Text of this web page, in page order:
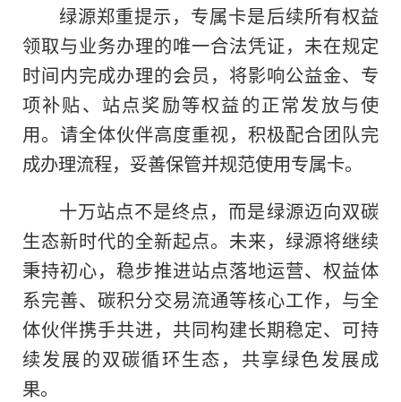
绿源郑重提示，专属卡是后续所有权益
领取与业务办理的唯一合法凭证，未在规定
时间内完成办理的会员，将影响公益金、专
项补贴、站点奖励等权益的正常发放与使
用。请全体伙伴高度重视，积极配合团队完
成办理流程，妥善保管并规范使用专属卡。
十万站点不是终点，而是绿源迈向双碳
生态新时代的全新起点。未来，绿源将继续
秉持初心，稳步推进站点落地运营、权益体
系完善、碳积分交易流通等核心工作，与全
体伙伴携手共进，共同构建长期稳定、可持
续发展的双碳循环生态，共享绿色发展成
果。